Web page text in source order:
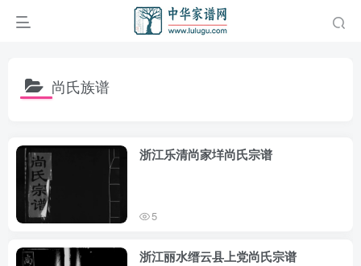
尚氏族谱
浙江乐清尚家垟尚氏宗谱
5
浙江丽水缙云县上党尚氏宗谱